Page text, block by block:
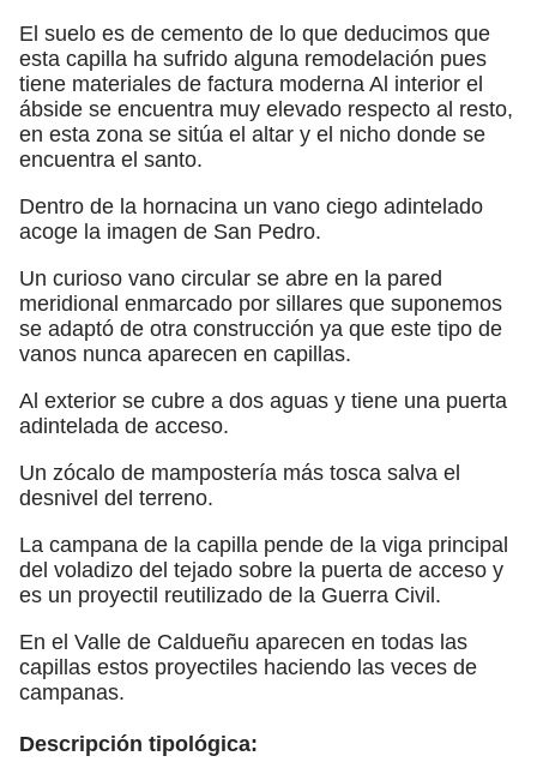
El suelo es de cemento de lo que deducimos que
esta capilla ha sufrido alguna remodelación pues
tiene materiales de factura moderna Al interior el
ábside se encuentra muy elevado respecto al resto,
en esta zona se sitúa el altar y el nicho donde se
encuentra el santo.
Dentro de la hornacina un vano ciego adintelado
acoge la imagen de San Pedro.
Un curioso vano circular se abre en la pared
meridional enmarcado por sillares que suponemos
se adaptó de otra construcción ya que este tipo de
vanos nunca aparecen en capillas.
Al exterior se cubre a dos aguas y tiene una puerta
adintelada de acceso.
Un zócalo de mampostería más tosca salva el
desnivel del terreno.
La campana de la capilla pende de la viga principal
del voladizo del tejado sobre la puerta de acceso y
es un proyectil reutilizado de la Guerra Civil.
En el Valle de Caldueñu aparecen en todas las
capillas estos proyectiles haciendo las veces de
campanas.
Descripción tipológica: